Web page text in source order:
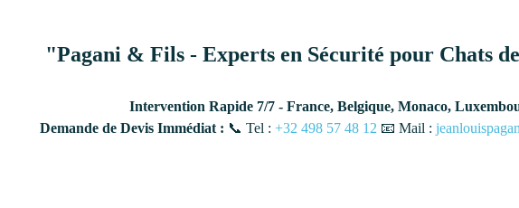
"Pagani & Fils - Experts en Sécurité pour Chats
Intervention Rapide 7/7 - France, Belgique, Monaco,
Demande de Devis Immédiat : 📞 Tel : +32 498 57 48 12 📧 Mail :